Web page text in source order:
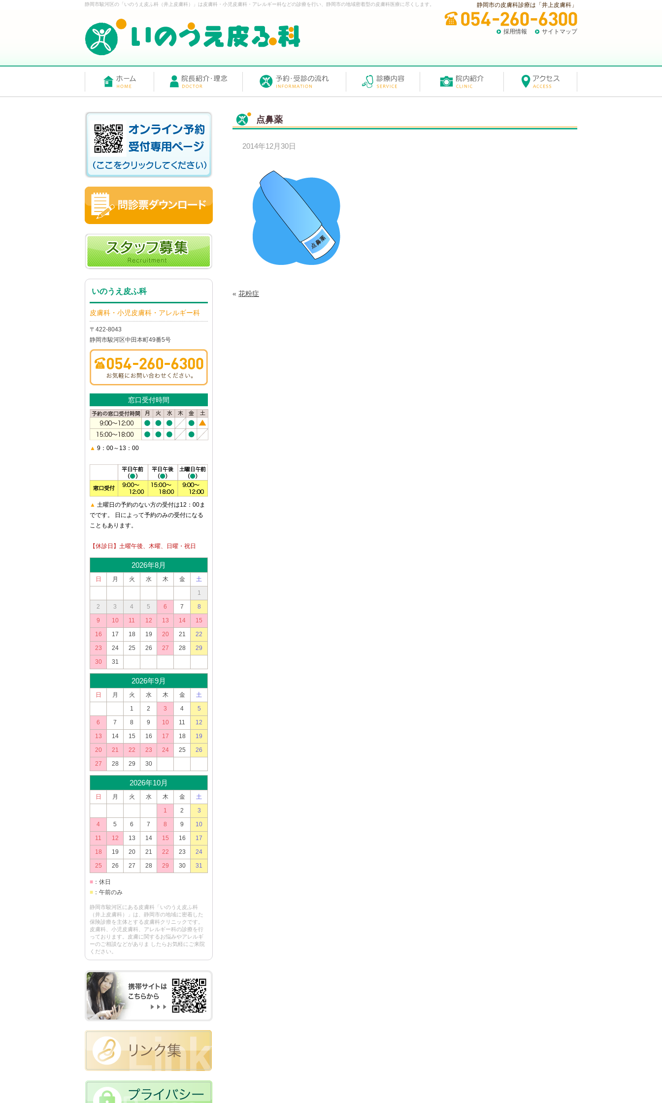
静岡市駿河区の「いのうえ皮ふ科（井上皮膚科）」は皮膚科・小児皮膚科・アレルギー科などの診療を行い、静岡市の地域密着型の皮膚科医療に尽くします。 静岡市の皮膚科診療は「井上皮膚科」
採用情報 サイトマップ
点鼻薬
2014年12月30日
« 花粉症
いのうえ皮ふ科
皮膚科・小児皮膚科・アレルギー科
〒422-8043
静岡市駿河区中田本町49番5号
窓口受付時間
▲ 9：00～13：00
▲ 土曜日の予約のない方の受付は12：00ま
でです。 日によって予約のみの受付になる
こともあります。
【休診日】土曜午後、木曜、日曜・祝日
2026年8月
日 月 火 水 木 金
土
1
2
3 4 5 6 7
8
9
10 11 12 13 14
15
16
17 18 19 20 21
22
23
24 25 26 27 28
29
30
31
2026年9月
日 月 火 水 木 金
土
1
2 3 4
5
6
7 8 9 10 11
12
13
14 15 16 17 18
19
20
21 22 23 24 25
26
27
28 29 30
2026年10月
日 月 火 水 木 金
土
1
2
3
4
5 6 7 8 9
10
11
12 13 14 15 16
17
18
19 20 21 22 23
24
25
26 27 28 29 30 31
■ ：休日
■ ：午前のみ
静岡市駿河区にある皮膚科「いのうえ皮ふ科
（井上皮膚科）」は、静岡市の地域に密着した
保険診療を主体とする皮膚科クリニックです。
皮膚科、小児皮膚科、アレルギー科の診療を行
っております。皮膚に関するお悩みやアレルギ
ーのご相談などがありま したらお気軽にご来院
ください。